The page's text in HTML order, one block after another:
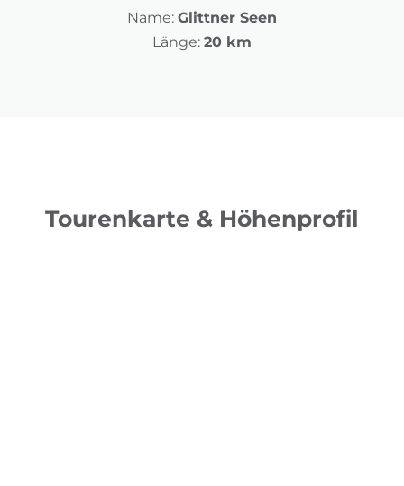
Name: Glittner Seen
Länge: 20 km
Tourenkarte & Höhenprofil